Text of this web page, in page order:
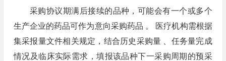
采购协议期满后接续的品种，可能会有一个或多个
生产企业的药品可作为意向采购药品 。 医疗机构需根据
集采报量文件相关规定，结合历史采购量 、任务量完成
情况及临床实际需求，填报该品种下一采购周期的预采